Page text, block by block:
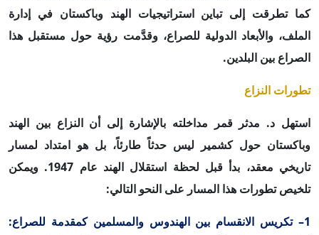
كما تطرقت إلى تباين استراتيجيات الهند وباكستان في إدارة
الملف، والأبعاد الدولية للصراع، وقدَّمت رؤية حول مستقبل هذا
الصراع بين البلدين.
تطورات النزاع
استهل د. مدثر قمر مداخلته بالإشارة إلى أن النزاع بين الهند
وباكستان حول كشمير ليس حدثاً طارئاً، بل هو امتداد لمسار
تاريخي معقد، بدأ قبل لحظة استقلال الهند عام 1947. ويمكن
تلخيص تطورات هذا المسار على النحو التالي:
1– تكريس الانقسام بين الهندوس والمسلمين كمقدمة للصراع: